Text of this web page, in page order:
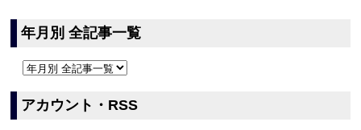
年月別 全記事一覧
アカウント・RSS